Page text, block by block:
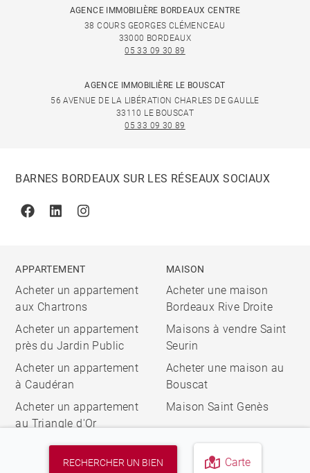
RECHERCHER UN BIEN Carte
AGENCE IMMOBILIÈRE BORDEAUX CENTRE
38 COURS GEORGES CLÉMENCEAU
33000 BORDEAUX
05 33 09 30 89
AGENCE IMMOBILIÈRE LE BOUSCAT
56 AVENUE DE LA LIBÉRATION CHARLES DE GAULLE
33110 LE BOUSCAT
05 33 09 30 89
BARNES BORDEAUX SUR LES RÉSEAUX SOCIAUX
FacebookLinkedinInstagram
APPARTEMENT
Acheter un appartement
aux Chartrons
Acheter un appartement
près du Jardin Public
Acheter un appartement
à Caudéran
Acheter un appartement
au Triangle d'Or
MAISON
Acheter une maison
Bordeaux Rive Droite
Maisons à vendre Saint
Seurin
Acheter une maison au
Bouscat
Maison Saint Genès
© 2026 BARNES, INTERNATIONAL REALTY - BARNES